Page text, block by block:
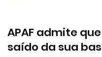
APAF admite
saído da sua